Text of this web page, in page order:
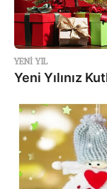
YENI YIL
Yeni Yılınız